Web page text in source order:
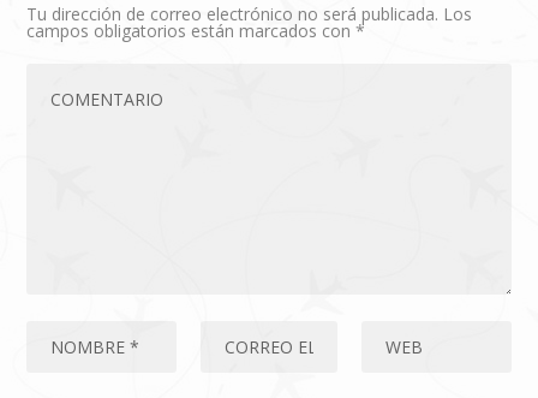
Tu dirección de correo electrónico no será publicada. Los
campos obligatorios están marcados con*